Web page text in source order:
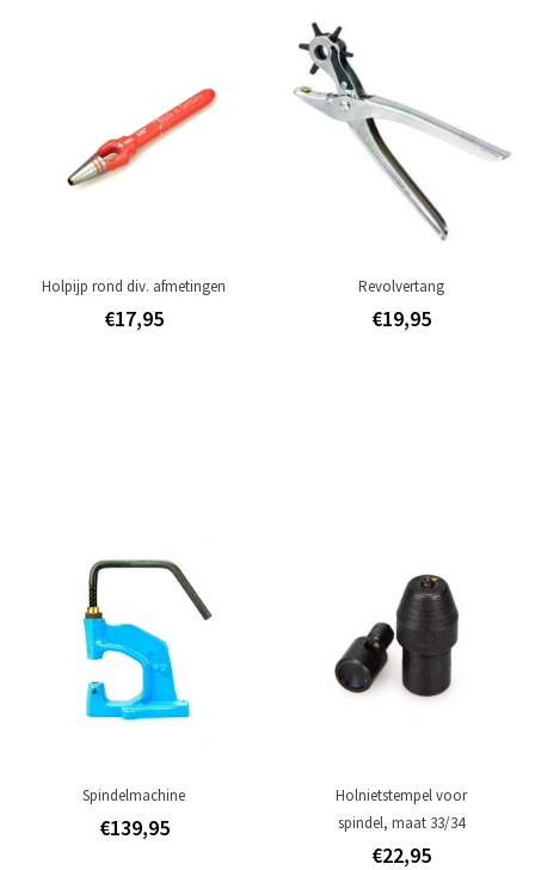
Holpijp rond div. afmetingen
€17,95
Revolvertang
€19,95
Spindelmachine
€139,95
Holnietstempel voor
spindel, maat 33/34
€22,95